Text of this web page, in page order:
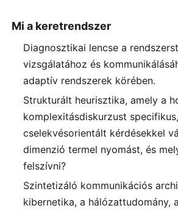
Mi a keretrendszer
Diagnosztikai lencse a
vizsgálatához és
adaptív rendszerek körében.
Strukturált heurisztika, amely a
komplexitásdiskurzust specifikus,
cselekvésorientált kérdésekkel
dimenzió termel nyomást, és
felszívni?
Szintetizáló kommunikációs
kibernetika, a hálózattudomány, a